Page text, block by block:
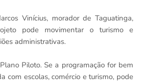
Vinícius, morador de Taguatinga,
pode movimentar o turismo e
administrativas.
Piloto. Se a programação for bem
com escolas, comércio e turismo, pode